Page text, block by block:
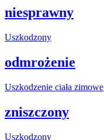
niesprawny
Uszkodzony
odmrożenie
Uszkodzenie ciała zimowe
zniszczony
Uszkodzony